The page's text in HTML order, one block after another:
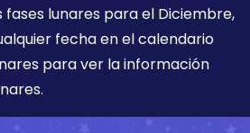
fases lunares para el Diciembre,
fecha en el calendario
para ver la información